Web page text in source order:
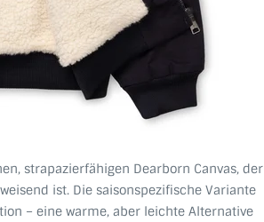
strapazierfähigen Dearborn Canvas, der
ist. Die saisonspezifische Variante
– eine warme, aber leichte Alternative